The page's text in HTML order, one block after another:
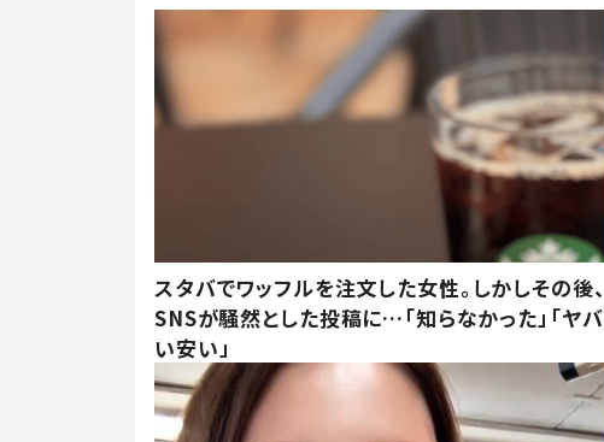
スタバでワッフルを注文した女性。しかしその後、
SNSが騒然とした投稿に…「知らなかった」「ヤバ
い安い」